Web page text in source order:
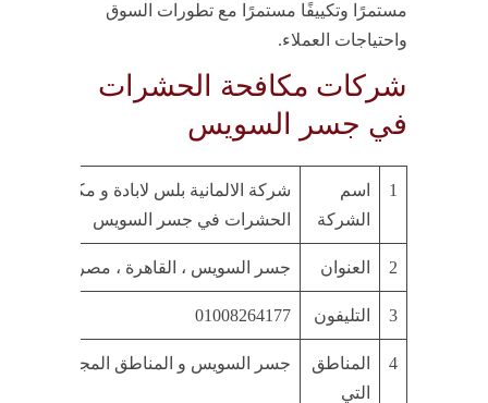
مستمرًا وتكييفًا مستمرًا مع تطورات السوق
واحتياجات العملاء.
شركات مكافحة الحشرات
في جسر السويس
1
اسم
الشركة
شركة الالمانية بلس لابادة و مكافحة
الحشرات في جسر السويس
2 العنوان جسر السويس ، القاهرة ، مصر
3 التليفون 01008264177
4
المناطق
التي
جسر السويس و المناطق المجاورة لها